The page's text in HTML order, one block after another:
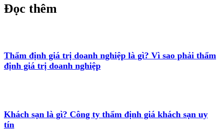
Đọc thêm
Thẩm định giá trị doanh nghiệp là gì? Vì sao phải thẩm
định giá trị doanh nghiệp
Khách sạn là gì? Công ty thẩm định giá khách sạn uy
tín